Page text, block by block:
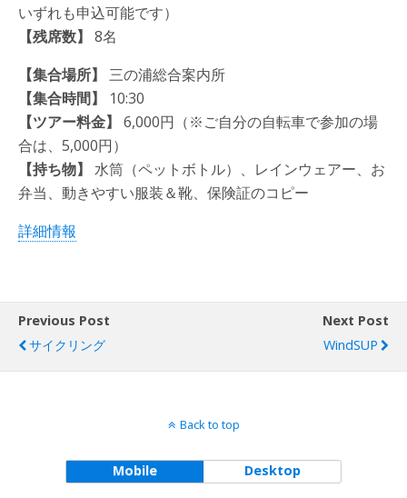
いずれも申込可能です）
【残席数】
8名
【集合場所】
三の浦総合案内所
【集合時間】
10:30
【ツアー料金】
6,000円（※ご自分の自転車で参加の場
合は、5,000円）
【持ち物】 水筒（ペットボトル）、レインウェアー、お
弁当、動きやすい服装＆靴、保険証のコピー
詳細情報
Previous Post
サイクリング
Next Post
WindSUP
Back to top
Mobile Desktop